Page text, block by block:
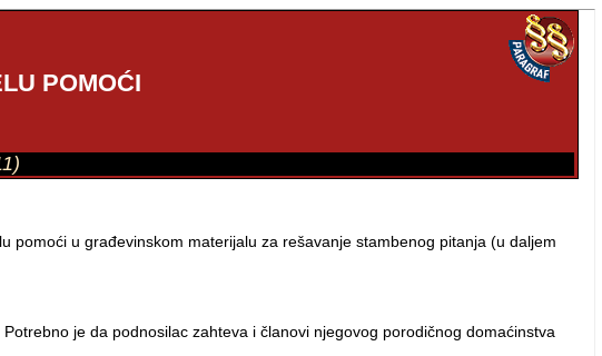
POMOĆI
u građevinskom materijalu za rešavanje stambenog pitanja (u daljem
je da podnosilac zahteva i članovi njegovog porodičnog domaćinstva